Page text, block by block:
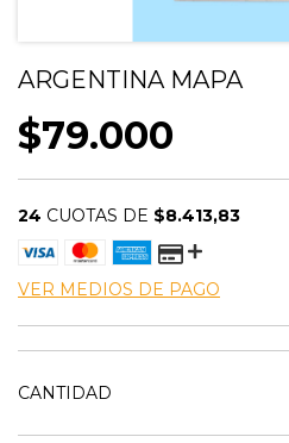
ARGENTINA MAPA
$79.000
24 CUOTAS DE $8.413,83
VER MEDIOS DE PAGO
CANTIDAD